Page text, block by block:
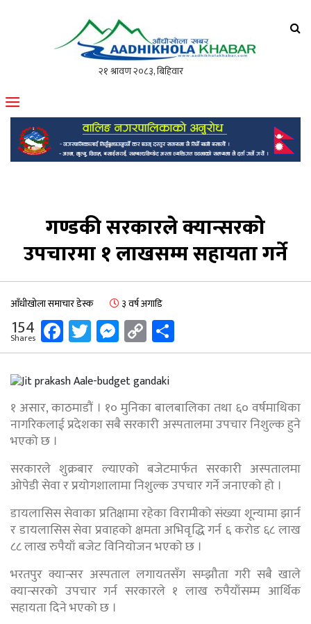
मोफसलकै लोकप्रिय अनलाइन पत्रिका
गण्डकी सरकारले क्यान्सरको
उपचारमा १ लाखसम्म सहायता गर्ने
आँधीखोला समाचार डेस्क ३ वर्ष अगाडि
154
Shares Facebook
Twitter
Messenger
Copy
Link
१ असार, काठमाडौं । १० मुनिका बालबालिका तथा ६० वर्षमाथिका
नागरिकलाई प्रदेशका सबै सरकारी अस्पतालमा उपचार निशुल्क हुने
भएको छ ।
सरकारले शुक्रबार ल्याएको बजेटमार्फत सरकारी अस्पतालमा
ओपेडी सेवा र प्रयोगशालामा निशुल्क उपचार गर्ने जनाएको हो ।
डायलासिस सेवाका प्रतिक्षामा रहेका विरामीको संख्या शून्यामा झार्न
र डायलासिस सेवा प्रवाहको क्षमता अभिवृद्धि गर्न ६ करोड ६८ लाख
८८ लाख रुपैयाँ बजेट विनियोजन भएको छ ।
भरतपुर क्यान्सर अस्पताल लगायतसँग सम्झौता गरी सबै खाले
क्यान्सरको उपचार गर्न सरकारले १ लाख रुपैयाँसम्म आर्थिक
सहायता दिने भएको छ ।